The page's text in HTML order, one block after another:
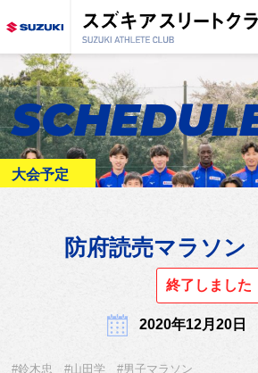
大会予定
防府読売マラソン
終了しました
2020年12月20日
#鈴木忠 #山田学 #男子マラソン